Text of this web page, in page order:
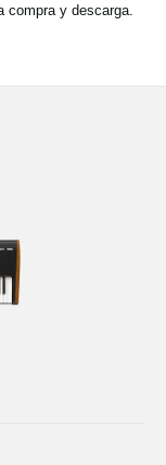
compra y descarga.